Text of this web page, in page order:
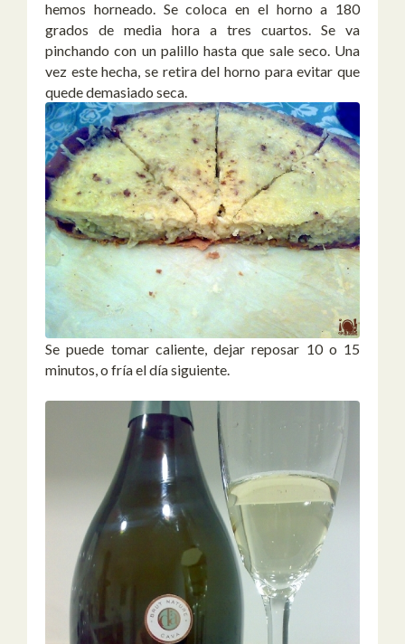
hemos horneado. Se coloca en el horno a 180
grados de media hora a tres cuartos. Se va
pinchando con un palillo hasta que sale seco. Una
vez este hecha, se retira del horno para evitar que
quede demasiado seca.
Se puede tomar caliente, dejar reposar 10 o 15
minutos, o fría el día siguiente.